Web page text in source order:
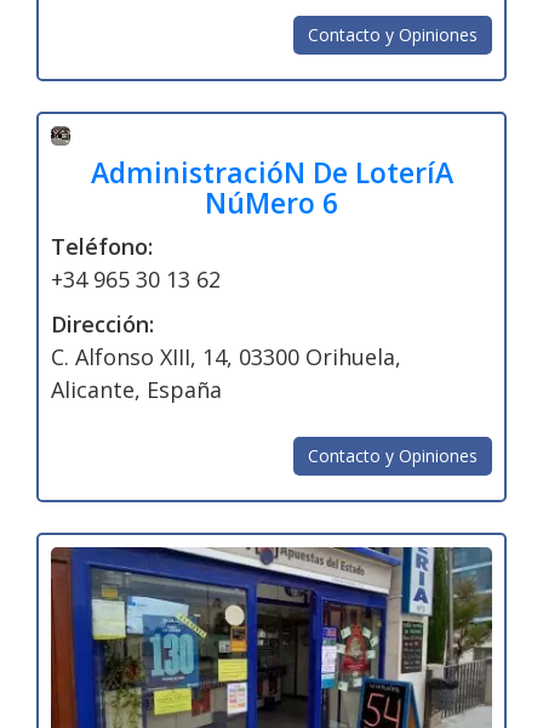
Contacto y Opiniones
AdministracióN De LoteríA
NúMero 6
Teléfono:
+34 965 30 13 62
Dirección:
C. Alfonso XIII, 14, 03300 Orihuela,
Alicante, España
Contacto y Opiniones